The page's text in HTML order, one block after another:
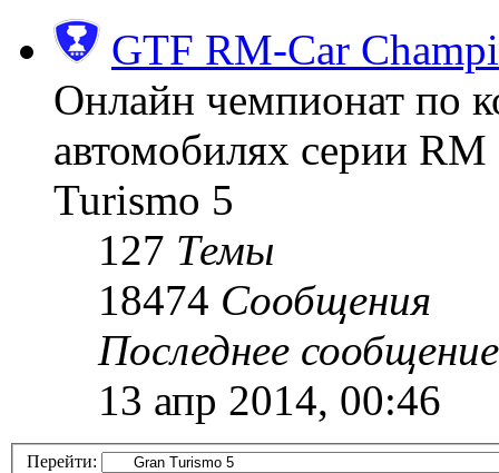
GTF RM-Car
Онлайн чемпионат по
автомобилях серии
Turismo 5
127 Темы
18474 Сообщения
Последнее сообщение
13 апр 2014, 00:46
Перейти: